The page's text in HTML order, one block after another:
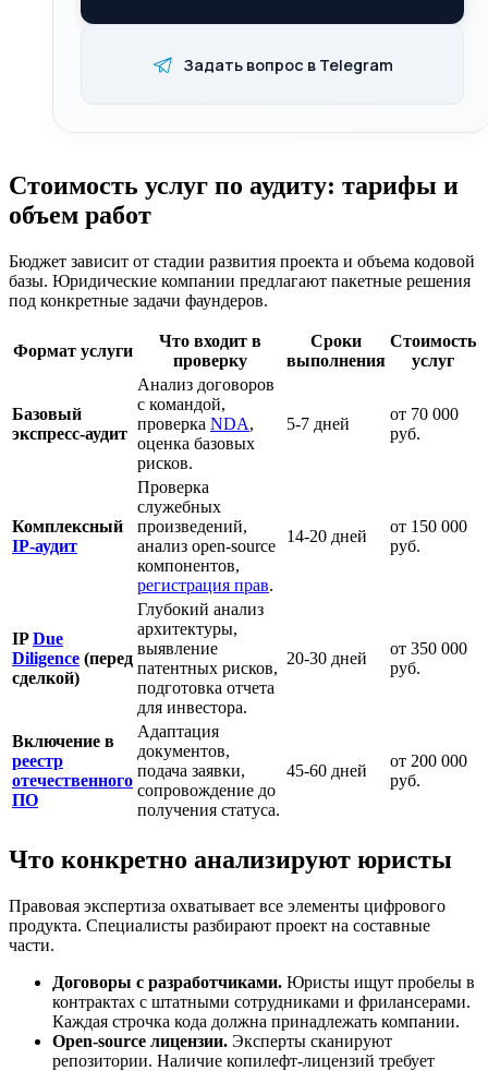
Задать вопрос в Telegram
Стоимость услуг по аудиту: тарифы и
объем работ
Бюджет зависит от стадии развития проекта и объема кодовой
базы. Юридические компании предлагают пакетные решения
под конкретные задачи фаундеров.
Формат услуги
Что входит в
проверку
Сроки
выполнения
Стоимость
услуг
Базовый
экспресс-аудит
Анализ договоров
с командой,
проверка NDA,
оценка базовых
рисков.
5-7 дней
от 70 000
руб.
Комплексный
IP-аудит
Проверка
служебных
произведений,
анализ open-source
компонентов,
регистрация прав.
14-20 дней
от 150 000
руб.
IPDue
Diligence (перед
сделкой)
Глубокий анализ
архитектуры,
выявление
патентных рисков,
подготовка отчета
для инвестора.
20-30 дней
от 350 000
руб.
Включение в
реестр
отечественного
ПО
Адаптация
документов,
подача заявки,
сопровождение до
получения статуса.
45-60 дней
от 200 000
руб.
Что конкретно анализируют юристы
Правовая экспертиза охватывает все элементы цифрового
продукта. Специалисты разбирают проект на составные
части.
Договоры с разработчиками. Юристы ищут пробелы в
контрактах с штатными сотрудниками и фрилансерами.
Каждая строчка кода должна принадлежать компании.
Open-source лицензии. Эксперты сканируют
репозитории. Наличие копилефт-лицензий требует